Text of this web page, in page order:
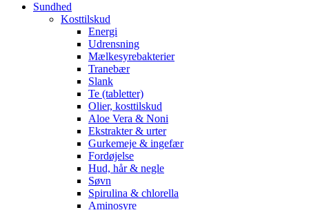
Sundhed
Kosttilskud
Energi
Udrensning
Mælkesyrebakterier
Tranebær
Slank
Te (tabletter)
Olier, kosttilskud
Aloe Vera & Noni
Ekstrakter & urter
Gurkemeje & ingefær
Fordøjelse
Hud, hår & negle
Søvn
Spirulina & chlorella
Aminosyre